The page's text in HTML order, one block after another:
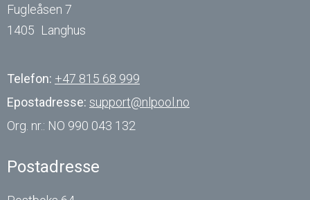
Fugleåsen 7
1405 Langhus
Telefon: +47 815 68 999
Epostadresse: support@nlpool.no
Org. nr.: NO 990 043 132
Postadresse